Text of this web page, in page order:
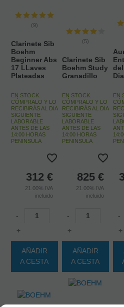
(9)
Clarinete Sib
Boehm
Beginner Abs
17 LLaves
Plateadas
EN STOCK.
CÓMPRALO Y LO
RECIBIRÁS AL DIA
SIGUIENTE
LABORABLE
ANTES DE LAS
14:00 HORAS
PENINSULA
312 €
21.00% IVA
incluido
-
+
AÑADIR
A CESTA
(5)
Clarinete Sib
Boehm Study
Granadillo
EN STOCK.
CÓMPRALO Y LO
RECIBIRÁS AL DIA
SIGUIENTE
LABORABLE
ANTES DE LAS
14:00 HORAS
PENINSULA
825 €
21.00% IVA
incluido
-
+
AÑADIR
A CESTA
del
EN
-
+